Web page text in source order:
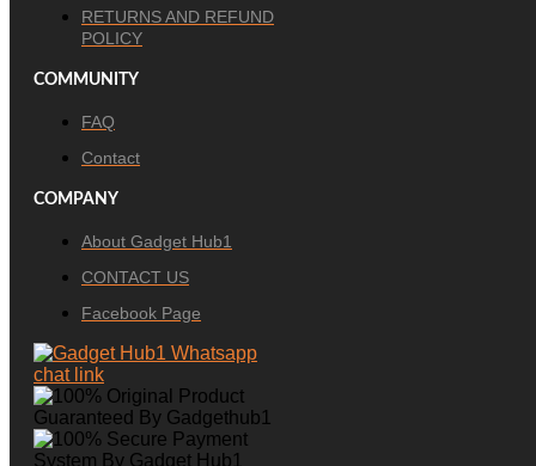
RETURNS AND REFUND
POLICY
COMMUNITY
FAQ
Contact
COMPANY
About Gadget Hub1
CONTACT US
Facebook Page